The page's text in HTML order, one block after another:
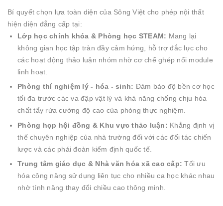
Bí quyết chọn lựa toàn diện của Sông Việt cho phép nội thất
hiện diện đẳng cấp tại:
Lớp học chính khóa & Phòng học STEAM: Mang lại
không gian học tập tràn đầy cảm hứng, hỗ trợ đắc lực cho
các hoạt động thảo luận nhóm nhờ cơ chế ghép nối module
linh hoạt.
Phòng thí nghiệm lý - hóa - sinh: Đảm bảo độ bền cơ học
tối đa trước các va đập vật lý và khả năng chống chịu hóa
chất tẩy rửa cường độ cao của phòng thực nghiệm.
Phòng họp hội đồng & Khu vực thảo luận: Khẳng định vị
thế chuyên nghiệp của nhà trường đối với các đối tác chiến
lược và các phái đoàn kiểm định quốc tế.
Trung tâm giáo dục & Nhà văn hóa xã cao cấp: Tối ưu
hóa công năng sử dụng liên tục cho nhiều ca học khác nhau
nhờ tính năng thay đổi chiều cao thông minh.